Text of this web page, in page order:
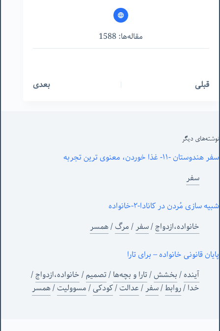
مقاله‌ها: 1588
قبلی بعدی
نوشته‌های‌ دیگر
سفر هندوستان -١١- غذا خوردن، معنوی ترین تجربه
سفر
شبیه سازی مُردن در کانادا-٢-خانواده
خانواده،ازدواج/سفر/مرگ/همسر
پایان قانونی خانواده – برای تارا
آینده/بخشش/تارا و بچه‌ها/تصمیم/خانواده،ازدواج/
خدا/روابط/سفر/عدالت/کودکی/مسوولیت/همسر